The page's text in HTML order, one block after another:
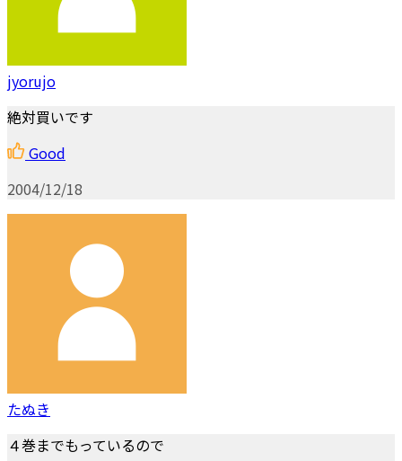
jyorujo
絶対買いです
Good
2004/12/18
たぬき
４巻までもっているので